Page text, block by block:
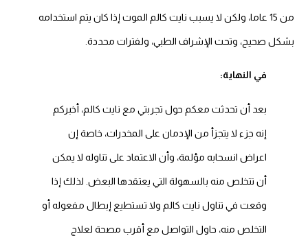
من 15 عاما، ولكن لا يسبب نايت كالم الموت إذا كان يتم استخدامه
بشكل صحيح، وتحت الإشراف الطبي، ولفترات محددة.
في النهاية:
بعد أن تحدثت معكم حول تجربتي مع نايت كالم، أخبركم
إنه جزء لا يتجزأ من الإدمان على المخدرات، خاصة إن
اعراض انسحابه مؤلمة، وأن الاعتماد على تناوله لا يمكن
أن تتخلص منه بالسهولة التي يعتقدها البعض. لذلك إذا
وقعت في تناول نايت كالم ولا تستطيع إبطال مفعوله أو
التخلص منه، حاول التواصل مع أقرب مصحة لعلاج